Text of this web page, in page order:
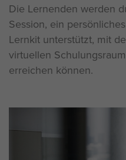
Die Lernenden werden
Session, ein
Lernkit unterstützt, mit
virtuellen
erreichen können.